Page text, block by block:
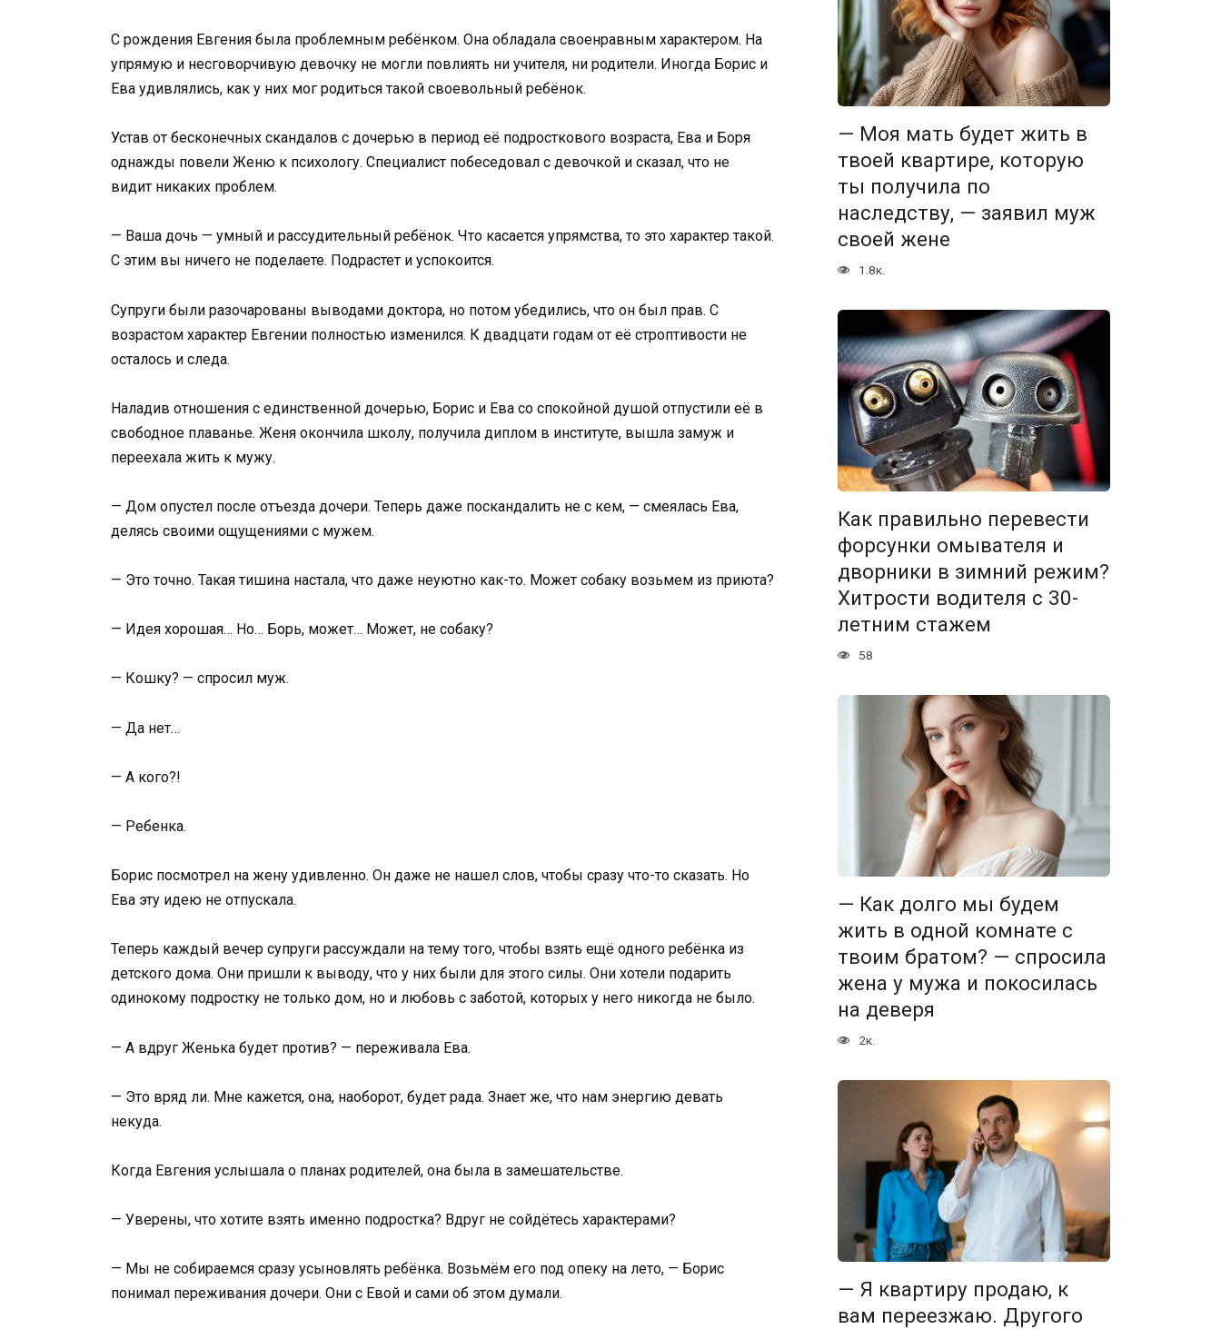
С рождения Евгения была проблемным ребёнком. Она обладала своенравным характером. На
упрямую и несговорчивую девочку не могли повлиять ни учителя, ни родители. Иногда Борис и
Ева удивлялись, как у них мог родиться такой своевольный ребёнок.
Устав от бесконечных скандалов с дочерью в период её подросткового возраста, Ева и Боря
однажды повели Женю к психологу. Специалист побеседовал с девочкой и сказал, что не
видит никаких проблем.
— Ваша дочь — умный и рассудительный ребёнок. Что касается упрямства, то это характер такой.
С этим вы ничего не поделаете. Подрастет и успокоится.
Супруги были разочарованы выводами доктора, но потом убедились, что он был прав. С
возрастом характер Евгении полностью изменился. К двадцати годам от её строптивости не
осталось и следа.
Наладив отношения с единственной дочерью, Борис и Ева со спокойной душой отпустили её в
свободное плаванье. Женя окончила школу, получила диплом в институте, вышла замуж и
переехала жить к мужу.
— Дом опустел после отъезда дочери. Теперь даже поскандалить не с кем, — смеялась Ева,
делясь своими ощущениями с мужем.
— Это точно. Такая тишина настала, что даже неуютно как-то. Может собаку возьмем из приюта?
— Идея хорошая… Но… Борь, может… Может, не собаку?
— Кошку? — спросил муж.
— Да нет…
— А кого?!
— Ребенка.
Борис посмотрел на жену удивленно. Он даже не нашел слов, чтобы сразу что-то сказать. Но
Ева эту идею не отпускала.
Теперь каждый вечер супруги рассуждали на тему того, чтобы взять ещё одного ребёнка из
детского дома. Они пришли к выводу, что у них были для этого силы. Они хотели подарить
одинокому подростку не только дом, но и любовь с заботой, которых у него никогда не было.
— А вдруг Женька будет против? — переживала Ева.
— Это вряд ли. Мне кажется, она, наоборот, будет рада. Знает же, что нам энергию девать
некуда.
Когда Евгения услышала о планах родителей, она была в замешательстве.
— Уверены, что хотите взять именно подростка? Вдруг не сойдётесь характерами?
— Мы не собираемся сразу усыновлять ребёнка. Возьмём его под опеку на лето, — Борис
понимал переживания дочери. Они с Евой и сами об этом думали.
— Моя мать будет жить в
твоей квартире, которую
ты получила по
наследству, — заявил муж
своей жене
1.8к.
Как правильно перевести
форсунки омывателя и
дворники в зимний режим?
Хитрости водителя с 30-
летним стажем
58
— Как долго мы будем
жить в одной комнате с
твоим братом? — спросила
жена у мужа и покосилась
на деверя
2к.
— Я квартиру продаю, к
вам переезжаю. Другого